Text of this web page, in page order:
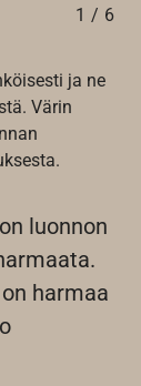
1 / 6
ja ne
Värin
luonnon
harmaa